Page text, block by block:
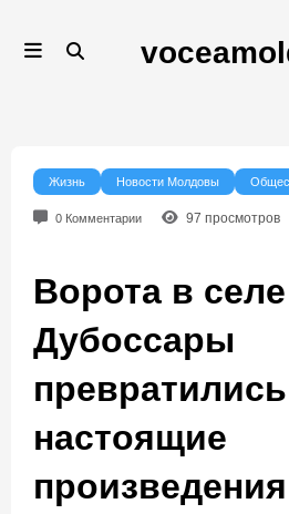
содержимому
Жизнь Новости Молдовы
0 Комментарии 97 просмотров
Ворота в
Дубоссары
настоящие
произведения